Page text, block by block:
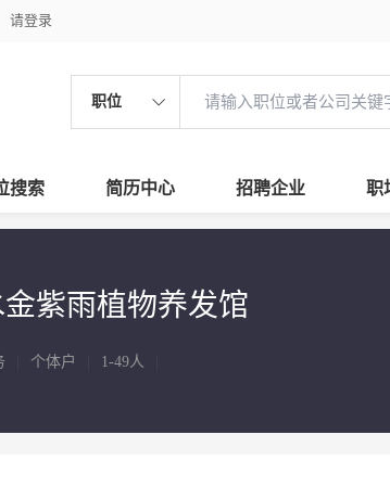
请登录
职位
搜索 简历中心 招聘企业 职
紫雨植物养发馆
个体户 1-49人